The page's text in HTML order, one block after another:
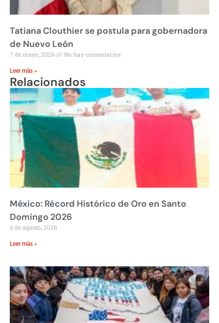
Tatiana Clouthier se postula para gobernadora
de Nuevo León
7 de mayo, 2026 No hay comentarios
Leer más »
Relacionados
México: Récord Histórico de Oro en Santo
Domingo 2026
6 de agosto, 2026
Leer más »